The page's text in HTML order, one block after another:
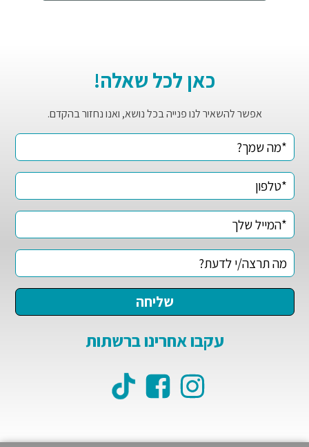
כאן לכל שאלה!
אפשר להשאיר לנו פנייה בכל נושא, ואנו נחזור בהקדם.
עקבו אחרינו ברשתות